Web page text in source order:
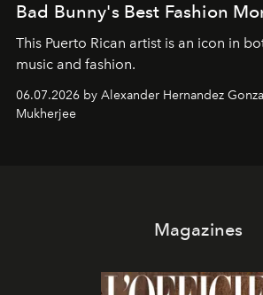
Bad Bunny's Best Fashion
This Puerto Rican artist is an icon in
music and fashion.
06.07.2026 by Alexander Hernandez
Mukherjee
Magazines